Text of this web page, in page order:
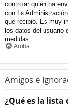
controlar quién ha
con La
que recibió. Es muy
los datos del usuario
medidas.
Arriba
Amigos e
¿Qué es la lista